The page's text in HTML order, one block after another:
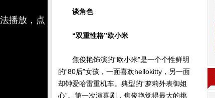
播放，点
谈角色
“双重性格”欧小米
焦俊艳饰演的“欧小米”是一个个性鲜明
的“80后”女孩，一面喜欢hellokitty，另一面
却钟爱哈雷重机车。典型的“萝莉外表御姐
心”。第一次演喜剧，焦俊艳觉得最大的挑